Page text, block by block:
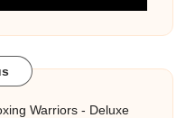
Warriors - Deluxe